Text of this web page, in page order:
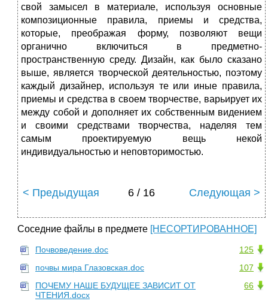
свой замысел в материале, используя основные
композиционные правила, приемы и средства,
которые, преображая форму, позволяют вещи
органично включиться в предметно-
пространственную среду. Дизайн, как было сказано
выше, является творческой деятельностью, поэтому
каждый дизайнер, используя те или иные правила,
приемы и средства в своем творчестве, варьирует их
между собой и дополняет их собственным видением
и своими средствами творчества, наделяя тем
самым проектируемую вещь некой
индивидуальностью и неповторимостью.
< Предыдущая 6 / 16 Следующая >
Соседние файлы в предмете [НЕСОРТИРОВАННОЕ]
125
Почвоведение.doc
107
почвы мира Глазовская.doc
66
ПОЧЕМУ НАШЕ БУДУЩЕЕ ЗАВИСИТ ОТ
ЧТЕНИЯ.docx